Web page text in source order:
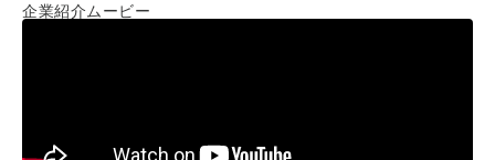
企業紹介ムービー